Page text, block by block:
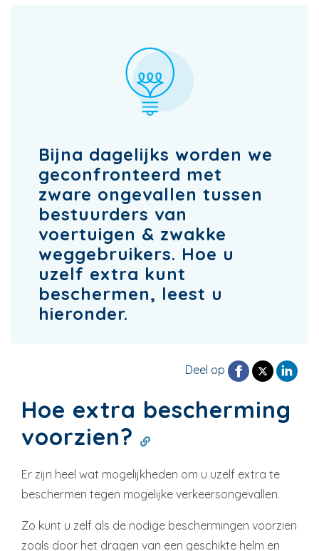
Bijna dagelijks worden we
geconfronteerd met
zware ongevallen tussen
bestuurders van
voertuigen & zwakke
weggebruikers. Hoe u
uzelf extra kunt
beschermen, leest u
hieronder.
Deel op
Hoe extra bescherming
voorzien?
Er zijn heel wat mogelijkheden om u uzelf extra te
beschermen tegen mogelijke verkeersongevallen.
Zo kunt u zelf als de nodige beschermingen voorzien
zoals door het dragen van een geschikte helm en